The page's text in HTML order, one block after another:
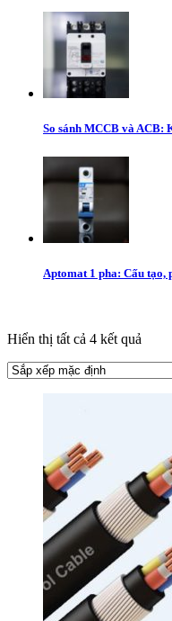
So sánh MCCB và ACB:
Aptomat 1 pha: Cấu tạo,
Hiển thị tất cả 4 kết quả